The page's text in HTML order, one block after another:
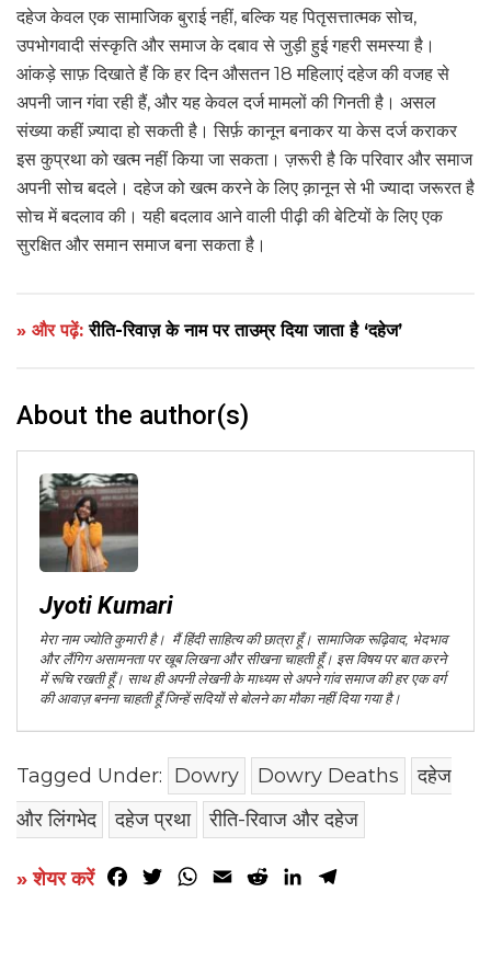
दहेज केवल एक सामाजिक बुराई नहीं, बल्कि यह पितृसत्तात्मक सोच,
उपभोगवादी संस्कृति और समाज के दबाव से जुड़ी हुई गहरी समस्या है।
आंकड़े साफ़ दिखाते हैं कि हर दिन औसतन 18 महिलाएं दहेज की वजह से
अपनी जान गंवा रही हैं, और यह केवल दर्ज मामलों की गिनती है। असल
संख्या कहीं ज़्यादा हो सकती है। सिर्फ़ कानून बनाकर या केस दर्ज कराकर
इस कुप्रथा को खत्म नहीं किया जा सकता। ज़रूरी है कि परिवार और समाज
अपनी सोच बदले। दहेज को खत्म करने के लिए क़ानून से भी ज्यादा जरूरत है
सोच में बदलाव की। यही बदलाव आने वाली पीढ़ी की बेटियों के लिए एक
सुरक्षित और समान समाज बना सकता है।
» और पढ़ें:रीति-रिवाज़ के नाम पर ताउम्र दिया जाता है ‘दहेज’
About the author(s)
Jyoti Kumari
मेरा नाम ज्योति कुमारी है। मैं हिंदी साहित्य की छात्रा हूँ। सामाजिक रूढ़िवाद, भेदभाव
और लैंगिग असामनता पर खूब लिखना और सीखना चाहती हूँ। इस विषय पर बात करने
में रूचि रखती हूँ। साथ ही अपनी लेखनी के माध्यम से अपने गांव समाज की हर एक वर्ग
की आवाज़ बनना चाहती हूँ जिन्हें सदियों से बोलने का मौका नहीं दिया गया है।
Tagged Under: Dowry Dowry Deaths
दहेज
और लिंगभेद
दहेज प्रथा रीति-रिवाज और दहेज
» शेयर करें Facebook
TwitterWhatsApp
Email RedditLinkedIn